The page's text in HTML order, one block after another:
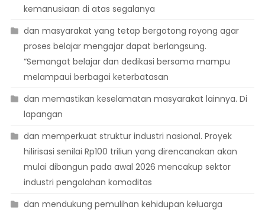
kemanusiaan di atas segalanya
dan masyarakat yang tetap bergotong royong agar
proses belajar mengajar dapat berlangsung.
“Semangat belajar dan dedikasi bersama mampu
melampaui berbagai keterbatasan
dan memastikan keselamatan masyarakat lainnya. Di
lapangan
dan memperkuat struktur industri nasional. Proyek
hilirisasi senilai Rp100 triliun yang direncanakan akan
mulai dibangun pada awal 2026 mencakup sektor
industri pengolahan komoditas
dan mendukung pemulihan kehidupan keluarga